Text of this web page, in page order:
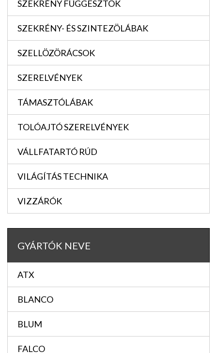
SZEKRÉNY FÜGGESZTÖK
SZEKRÉNY- ÉS SZINTEZÖLÁBAK
SZELLÖZÖRÁCSOK
SZERELVÉNYEK
TÁMASZTÓLÁBAK
TOLÓAJTÓ SZERELVÉNYEK
VÁLLFATARTÓ RÚD
VILÁGÍTÁS TECHNIKA
VIZZÁRÓK
GYÁRTÓK NEVE
ATX
BLANCO
BLUM
FALCO